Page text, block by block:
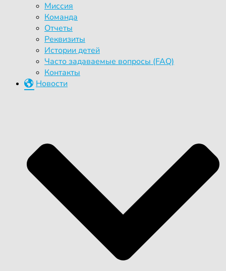
Миссия
Команда
Отчеты
Реквизиты
Истории детей
Часто задаваемые вопросы (FAQ)
Контакты
Новости